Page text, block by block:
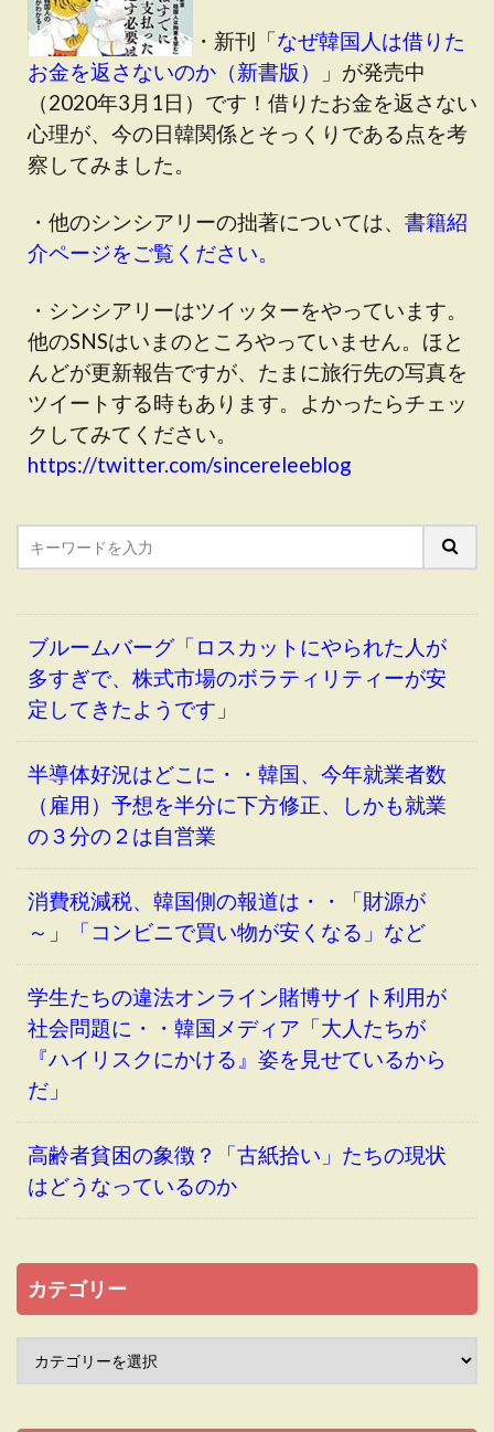
・新刊「なぜ韓国人は借りた
お金を返さないのか（新書版）
」が発売中
（2020年3月1日）です！借りたお金を返さない
心理が、今の日韓関係とそっくりである点を考
察してみました。
・他のシンシアリーの拙著については、 書籍紹
介ページをご覧ください。
・シンシアリーはツイッターをやっています。
他のSNSはいまのところやっていません。ほと
んどが更新報告ですが、たまに旅行先の写真を
ツイートする時もあります。よかったらチェッ
クしてみてください。
https://twitter.com/sincereleeblog
ブルームバーグ「ロスカットにやられた人が
多すぎで、株式市場のボラティリティーが安
定してきたようです」
半導体好況はどこに・・韓国、今年就業者数
（雇用）予想を半分に下方修正、しかも就業
の３分の２は自営業
消費税減税、韓国側の報道は・・「財源が
～」「コンビニで買い物が安くなる」など
学生たちの違法オンライン賭博サイト利用が
社会問題に・・韓国メディア「大人たちが
『ハイリスクにかける』姿を見せているから
だ」
高齢者貧困の象徴？「古紙拾い」たちの現状
はどうなっているのか
カテゴリー